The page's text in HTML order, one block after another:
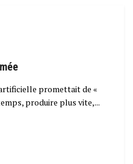
promettait de «
produire plus vite,...